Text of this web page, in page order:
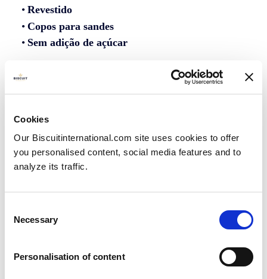
Cookies
Our Biscuitinternational.com site uses cookies to offer
you personalised content, social media features and to
analyze its traffic.
Selection
Necessary
Personalisation of content
Revestido
Copos para sandes
Sem adição de açúcar
A nossa gama de biscoitos para sanduíches: